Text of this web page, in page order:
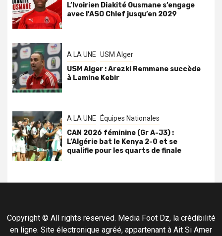
L’Ivoirien Diakité Ousmane s’engage
avec l’ASO Chlef jusqu’en 2029
A LA UNE USM Alger
USM Alger : Arezki Remmane succède
à Lamine Kebir
A LA UNE Équipes Nationales
CAN 2026 féminine (Gr A-J3) :
L’Algérie bat le Kenya 2-0 et se
qualifie pour les quarts de finale
Copyright © All rights reserved. Media Foot Dz, la crédibilité
en ligne. Site électronique agréé, appartenant à Ait Si Amer